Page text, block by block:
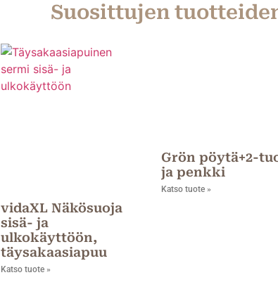
Suosittujen
vidaXL Näkösuoja
sisä- ja
ulkokäyttöön,
täysakaasiapuu
Katso tuote »
Grön pöytä+2-
ja penkki
Katso tuote »